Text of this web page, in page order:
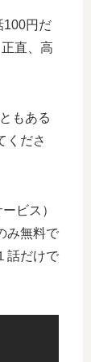
100円だ
直、高
もある
くださ
ビス）
み無料で
話だけで